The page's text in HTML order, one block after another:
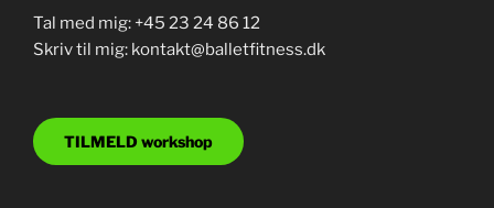
Tal med mig: +45 23 24 86 12
Skriv til mig: kontakt@balletfitness.dk
TILMELD workshop